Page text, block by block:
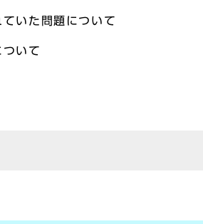
いた問題について
いて